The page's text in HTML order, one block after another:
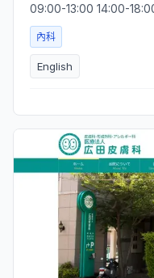
09:00-13:00 14:00-
內科
English